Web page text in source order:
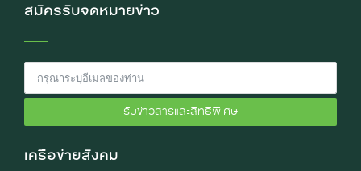
สมัครรับจดหมายข่าว
รับข่าวสารและสิทธิพิเศษ
เครือข่ายสังคม